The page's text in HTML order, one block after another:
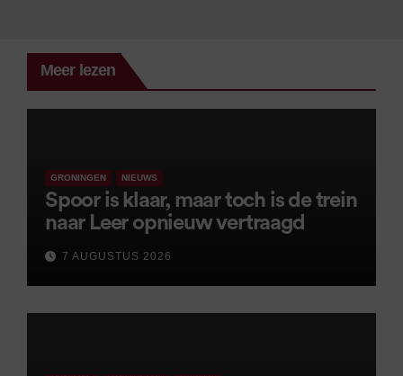
Meer lezen
GRONINGEN NIEUWS
Spoor is klaar, maar toch is de trein
naar Leer opnieuw vertraagd
7 AUGUSTUS 2026